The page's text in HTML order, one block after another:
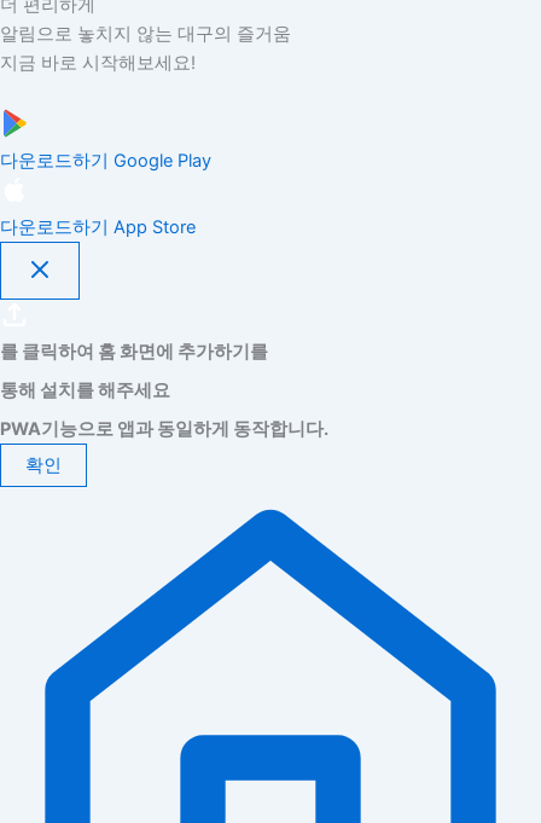
더 편리하게
알림으로 놓치지 않는 대구의 즐거움
지금 바로 시작해보세요!
다운로드하기 Google Play
다운로드하기 App Store
를 클릭하여 홈 화면에 추가하기를
통해 설치를 해주세요
PWA기능으로 앱과 동일하게 동작합니다.
확인